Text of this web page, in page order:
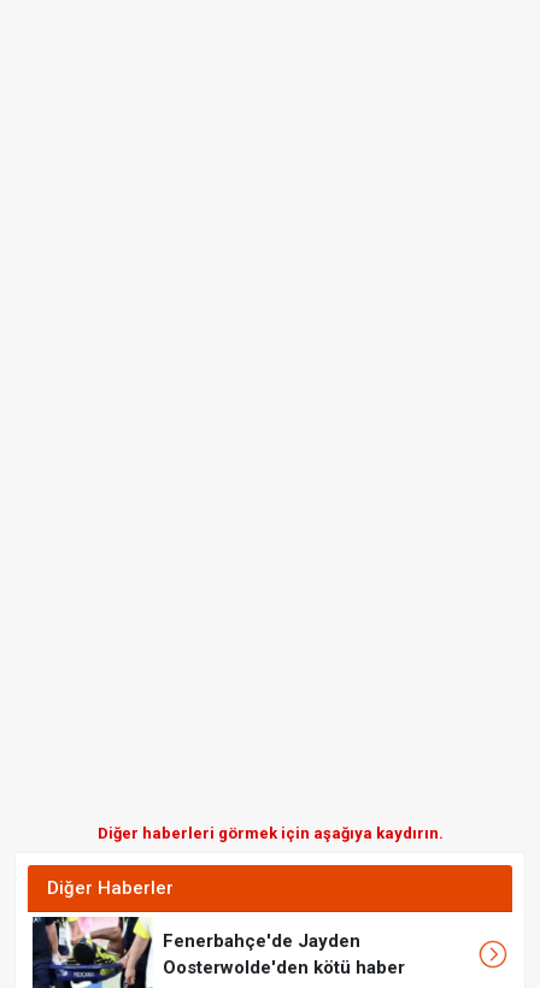
Diğer haberleri görmek için aşağıya kaydırın.
Diğer Haberler
Fenerbahçe'de Jayden
Oosterwolde'den kötü haber